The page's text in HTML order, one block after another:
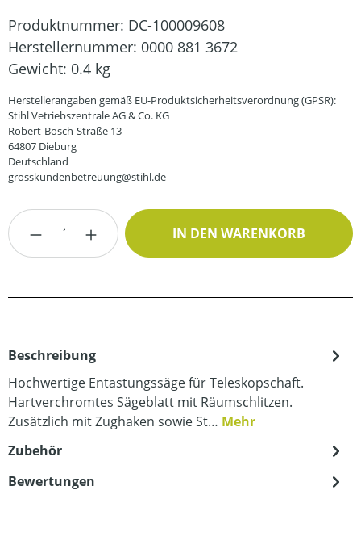
Produktnummer: DC-100009608
Herstellernummer: 0000 881 3672
Gewicht: 0.4 kg
Herstellerangaben gemäß EU-Produktsicherheitsverordnung (GPSR):
Stihl Vetriebszentrale AG & Co. KG
Robert-Bosch-Straße 13
64807 Dieburg
Deutschland
grosskundenbetreuung@stihl.de
Produkt Anzahl: Gib den gewünschten
IN DEN WARENKORB
Beschreibung
Hochwertige Entastungssäge für Teleskopschaft.
Hartverchromtes Sägeblatt mit Räumschlitzen.
Zusätzlich mit Zughaken sowie St… Mehr
Zubehör
Bewertungen